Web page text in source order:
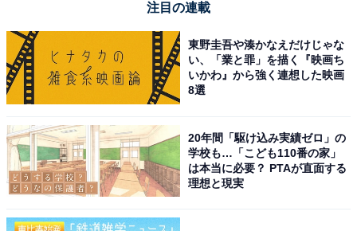
2位：「はこだてクリスマスファンタジー」の見ど
ころ
注目の連載
東野圭吾や湊かなえだけじゃな
い、「業と罪」を描く『映画ち
いかわ』から強く連想した映画
8選
20年間「駆け込み実績ゼロ」の
学校も…「こども110番の家」
は本当に必要？ PTAが直面する
理想と現実